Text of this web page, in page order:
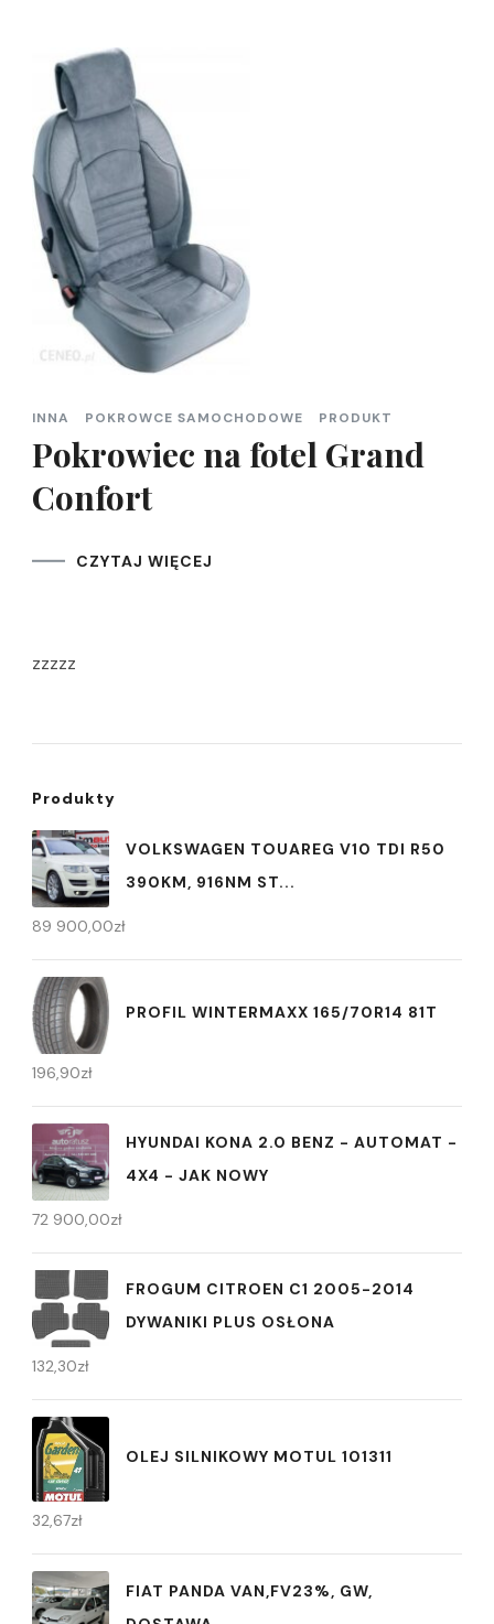
INNA POKROWCE SAMOCHODOWE PRODUKT
Pokrowiec na fotel Grand
Confort
CZYTAJ WIĘCEJ
zzzzz
Produkty
VOLKSWAGEN TOUAREG V10 TDI R50
390KM, 916NM ST...
89 900,00zł
PROFIL WINTERMAXX 165/70R14 81T
196,90zł
HYUNDAI KONA 2.0 BENZ - AUTOMAT -
4X4 - JAK NOWY
72 900,00zł
FROGUM CITROEN C1 2005-2014
DYWANIKI PLUS OSŁONA
132,30zł
OLEJ SILNIKOWY MOTUL 101311
32,67zł
FIAT PANDA VAN,FV23%, GW,